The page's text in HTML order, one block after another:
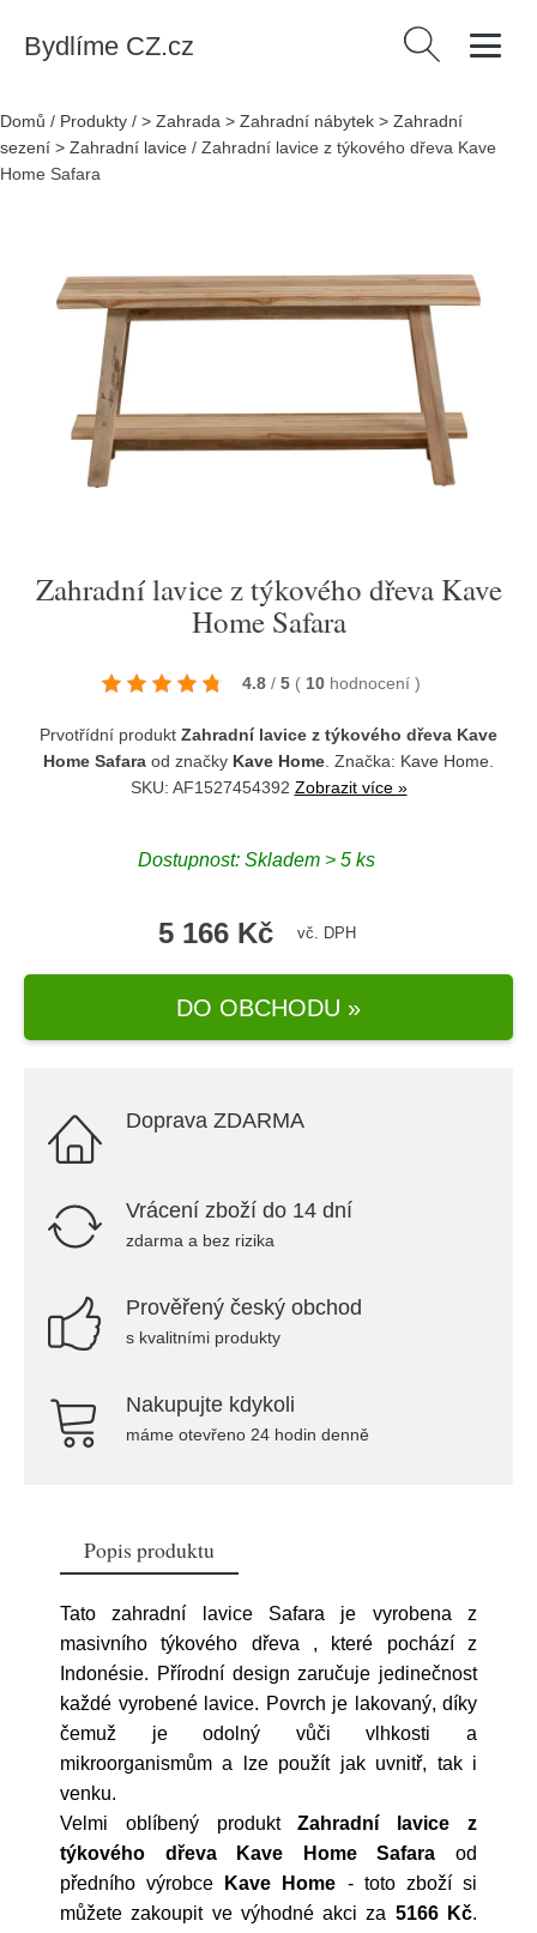
Bydlíme CZ.cz Vyhledávání
Domů / Produkty / > Zahrada > Zahradní nábytek > Zahradní
sezení > Zahradní lavice / Zahradní lavice z týkového dřeva Kave
Home Safara
Zahradní lavice z týkového dřeva Kave
Home Safara
4.8 / 5 ( 10 hodnocení )
Prvotřídní produkt Zahradní lavice z týkového dřeva Kave
Home Safara od značky Kave Home . Značka: Kave Home
SKU: AF1527454392 Zobrazit více »
Dostupnost: Skladem > 5 ks
5 166 Kč vč. DPH
DO OBCHODU »
Doprava ZDARMA
Vrácení zboží do 14 dní
zdarma a bez rizika
Prověřený český obchod
s kvalitními produkty
Nakupujte kdykoli
máme otevřeno 24 hodin denně
Popis produktu
Tato zahradní lavice Safara je vyrobena z
masivního týkového dřeva , které pochází z
Indonésie. Přírodní design zaručuje jedinečnost
každé vyrobené lavice. Povrch je lakovaný, díky
čemuž je odolný vůči vlhkosti a
mikroorganismům a lze použít jak uvnitř, tak i
venku.
Velmi oblíbený produktZahradní lavice z
týkového dřeva Kave Home Safara od
předního výrobce
Kave Home - toto zboží si
můžete zakoupit ve výhodné akci za 5166 Kč.